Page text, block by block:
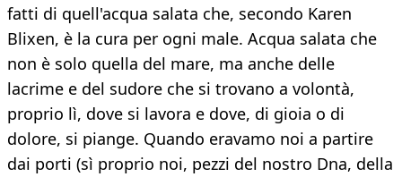
fatti di quell'acqua salata che, secondo Karen
Blixen, è la cura per ogni male. Acqua salata che
non è solo quella del mare, ma anche delle
lacrime e del sudore che si trovano a volontà,
proprio lì, dove si lavora e dove, di gioia o di
dolore, si piange. Quando eravamo noi a partire
dai porti (sì proprio noi, pezzi del nostro Dna, della